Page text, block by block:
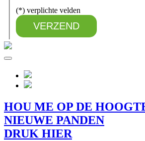
HOU ME OP DE
NIEUWE PANDEN
DRUK HIER